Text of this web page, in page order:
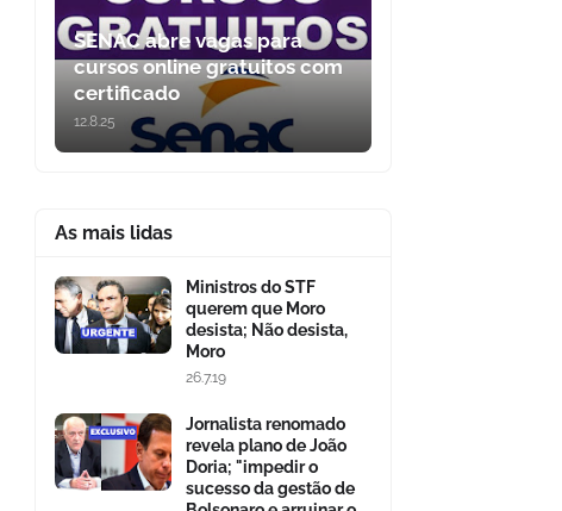
SENAC abre vagas para
cursos online gratuitos com
certificado
12.8.25
As mais lidas
Ministros do STF
querem que Moro
desista; Não desista,
Moro
26.7.19
Jornalista renomado
revela plano de João
Doria; "impedir o
sucesso da gestão de